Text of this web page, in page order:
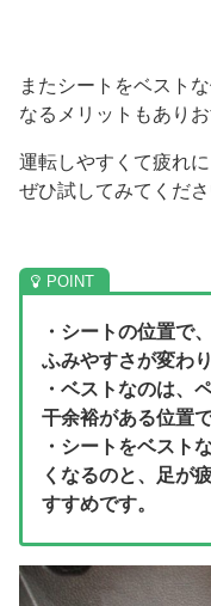
またシートをベスト
なるメリットもありお
運転しやすくて疲れ
ぜひ試してみてくださ
・シートの位置で
ふみやすさが変わり
・ベストなのは、
干余裕がある位置で
・シートをベスト
くなるのと、足が
すすめです。